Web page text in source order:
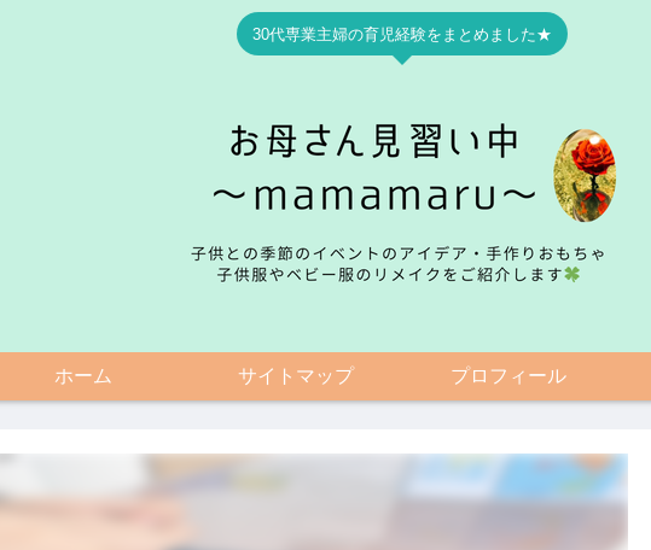
30代専業主婦の育児経験をまとめました★
ホーム サイトマップ プロフィール